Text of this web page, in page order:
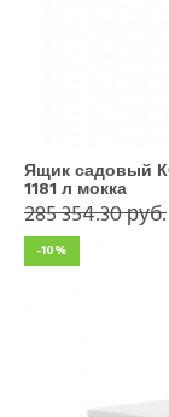
Ящик садовый
1181 л мокка
285 354.30 руб.
-10%